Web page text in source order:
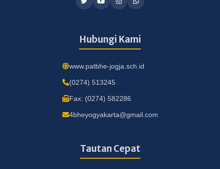
Hubungi Kami
www.patbhe-jogja.sch.id
(0274) 513245
Fax: (0274) 582286
4bheyogyakarta@gmail.com
Tautan Cepat